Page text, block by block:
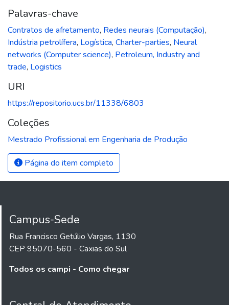
Palavras-chave
Contratos de afretamento, Redes neurais (Computação),
Indústria petrolífera, Logística, Charter-parties, Neural
networks (Computer science), Petroleum, Industry and
trade, Logistics
URI
https://repositorio.ucs.br/11338/6803
Coleções
Mestrado Profissional em Engenharia de Produção
Página do item completo
Campus-Sede
Rua Francisco Getúlio Vargas, 1130
CEP 95070-560 - Caxias do Sul
Todos os campi - Como chegar